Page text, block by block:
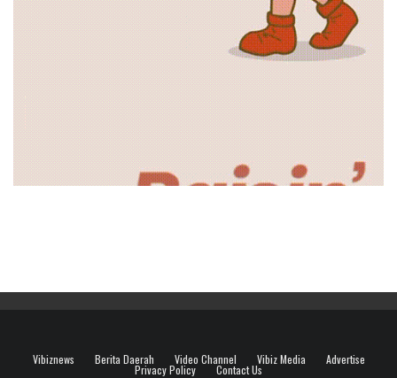
Vibiznews Berita Daerah Video Channel Vibiz Media Advertise
Privacy Policy Contact Us